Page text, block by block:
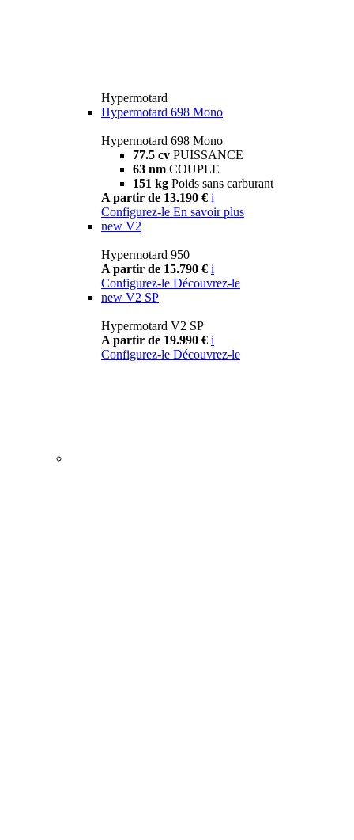
Hypermotard
Hypermotard 698 Mono
Hypermotard 698 Mono
77.5 cv PUISSANCE
63 nm COUPLE
151 kg Poids sans carburant
A partir de 13.190 € i
Configurez-le En savoir plus
new V2
Hypermotard 950
A partir de 15.790 € i
Configurez-le Découvrez-le
new V2 SP
Hypermotard V2 SP
A partir de 19.990 € i
Configurez-le Découvrez-le